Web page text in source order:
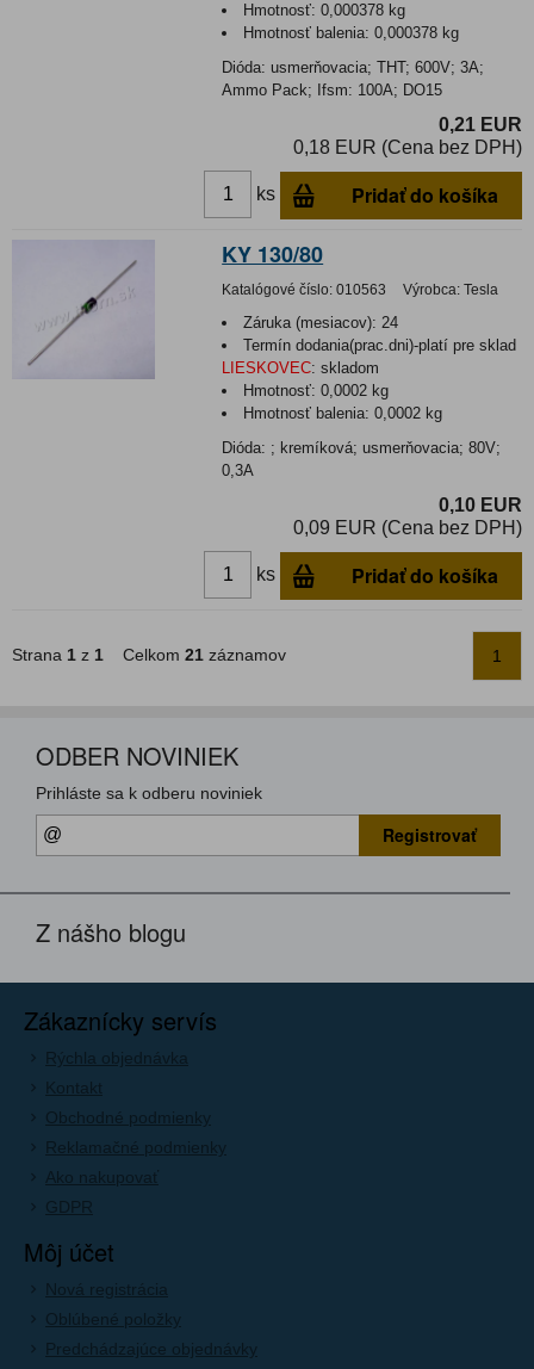
Hmotnosť:0,000378 kg
Hmotnosť balenia:0,000378 kg
Dióda: usmerňovacia; THT; 600V; 3A;
Ammo Pack; Ifsm: 100A; DO15
0,21 EUR
0,18 EUR (Cena bez DPH)
ks Pridať do košíka
KY 130/80
Katalógové číslo: 010563 Výrobca: Tesla
Záruka (mesiacov): 24
Termín dodania(prac.dni)-platí pre sklad
LIESKOVEC: skladom
Hmotnosť:0,0002 kg
Hmotnosť balenia:0,0002 kg
Dióda: ; kremíková; usmerňovacia; 80V;
0,3A
0,10 EUR
0,09 EUR (Cena bez DPH)
ks Pridať do košíka
Strana 1 z 1 Celkom 21 záznamov 1
ODBER NOVINIEK
Prihláste sa k odberu noviniek
Registrovať
Z nášho blogu
Zákaznícky servís
Rýchla objednávka
Kontakt
Obchodné podmienky
Reklamačné podmienky
Ako nakupovať
GDPR
Môj účet
Nová registrácia
Oblúbené položky
Predchádzajúce objednávky